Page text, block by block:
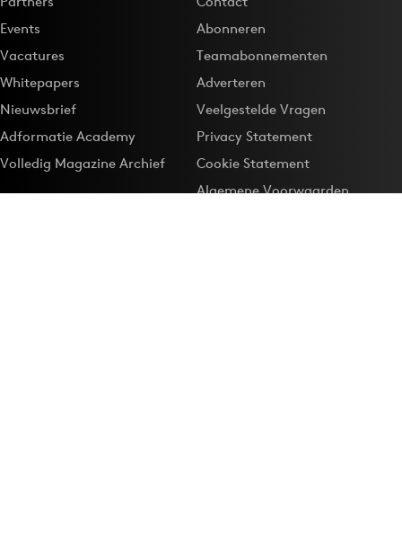
Events
Vacatures
Whitepapers
Nieuwsbrief
Adformatie Academy
Volledig Magazine Archief
Abonneren
Teamabonnementen
Adverteren
Veelgestelde Vragen
Privacy Statement
Cookie Statement
Algemene Voorwaarden